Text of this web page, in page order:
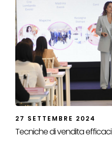
27 SETTEMBRE 2024
Tecniche di vendita efficaci